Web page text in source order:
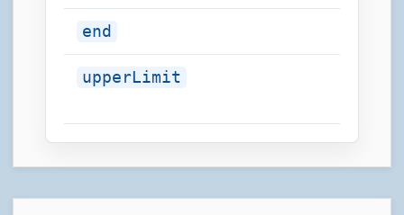
end
upperLimit